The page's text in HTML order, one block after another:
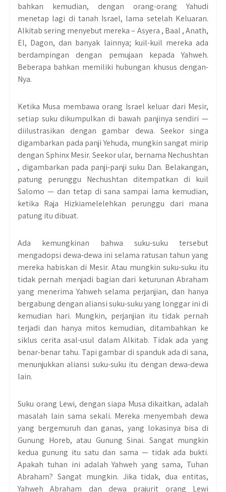
bahkan kemudian, dengan orang-orang Yahudi
menetap lagi di tanah Israel, lama setelah Keluaran.
Alkitab sering menyebut mereka – Asyera , Baal , Anath,
El, Dagon, dan banyak lainnya; kuil-kuil mereka ada
berdampingan dengan pemujaan kepada Yahweh.
Beberapa bahkan memiliki hubungan khusus dengan-
Nya.
Ketika Musa membawa orang Israel keluar dari Mesir,
setiap suku dikumpulkan di bawah panjinya sendiri —
diilustrasikan dengan gambar dewa. Seekor singa
digambarkan pada panji Yehuda, mungkin sangat mirip
dengan Sphinx Mesir. Seekor ular, bernama Nechushtan
, digambarkan pada panji-panji suku Dan. Belakangan,
patung perunggu Nechushtan ditempatkan di kuil
Salomo — dan tetap di sana sampai lama kemudian,
ketika Raja Hizkiamelelehkan perunggu dari mana
patung itu dibuat.
Ada kemungkinan bahwa suku-suku tersebut
mengadopsi dewa-dewa ini selama ratusan tahun yang
mereka habiskan di Mesir. Atau mungkin suku-suku itu
tidak pernah menjadi bagian dari keturunan Abraham
yang menerima Yahweh selama perjanjian, dan hanya
bergabung dengan aliansi suku-suku yang longgar ini di
kemudian hari. Mungkin, perjanjian itu tidak pernah
terjadi dan hanya mitos kemudian, ditambahkan ke
siklus cerita asal-usul dalam Alkitab. Tidak ada yang
benar-benar tahu. Tapi gambar di spanduk ada di sana,
menunjukkan aliansi suku-suku itu dengan dewa-dewa
lain.
Suku orang Lewi, dengan siapa Musa dikaitkan, adalah
masalah lain sama sekali. Mereka menyembah dewa
yang bergemuruh dan ganas, yang lokasinya bisa di
Gunung Horeb, atau Gunung Sinai. Sangat mungkin
kedua gunung itu satu dan sama — tidak ada bukti.
Apakah tuhan ini adalah Yahweh yang sama, Tuhan
Abraham? Sangat mungkin. Jika tidak, dua entitas,
Yahweh Abraham dan dewa prajurit orang Lewi